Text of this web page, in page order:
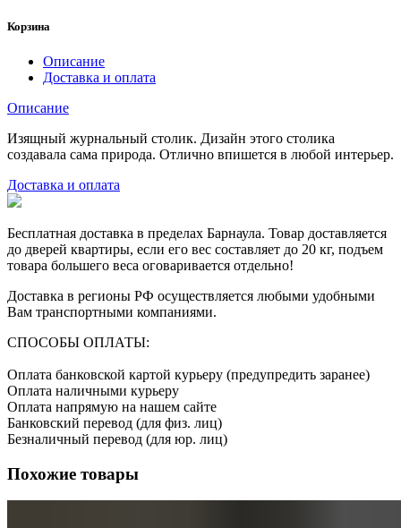
Корзина
Описание
Доставка и оплата
Описание
Изящный журнальный столик. Дизайн этого столика
создавала сама природа. Отлично впишется в любой интерьер.
Доставка и оплата
Бесплатная доставка в пределах Барнаула. Товар доставляется
до дверей квартиры, если его вес составляет до 20 кг, подъем
товара большего веса оговаривается отдельно!
Доставка в регионы РФ осуществляется любыми удобными
Вам транспортными компаниями.
СПОСОБЫ ОПЛАТЫ:
Оплата банковской картой курьеру (предупредить заранее)
Оплата наличными курьеру
Оплата напрямую на нашем сайте
Банковский перевод (для физ. лиц)
Безналичный перевод (для юр. лиц)
Похожие товары